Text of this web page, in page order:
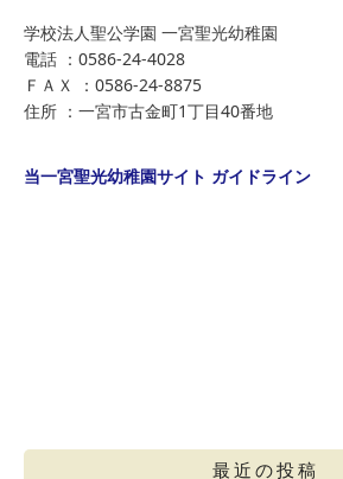
学校法人聖公学園 一宮聖光幼稚園
電話 ：0586-24-4028
ＦＡＸ ：0586-24-8875
住所 ：一宮市古金町1丁目40番地
当一宮聖光幼稚園サイト ガイドライン
最近の投稿